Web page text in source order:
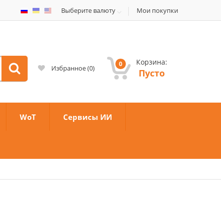
Выберите валюту Мои покупки
Избранное(0) 0 Корзина:
Пусто
WoT Сервисы ИИ